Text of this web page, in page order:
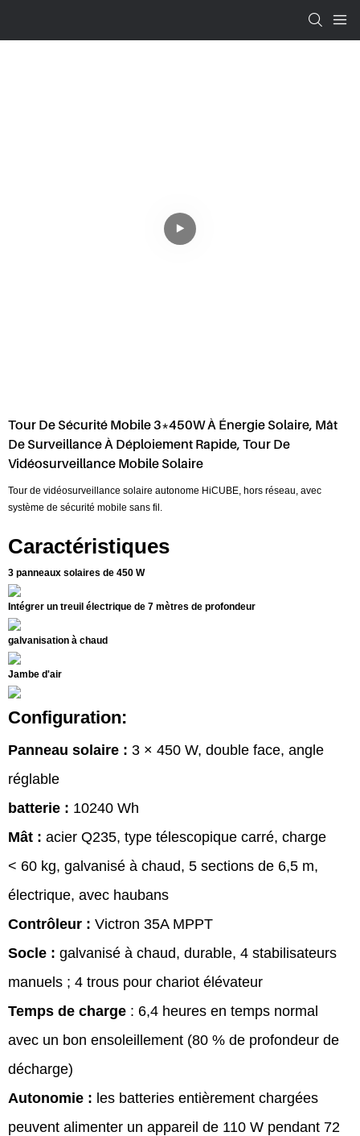
Tour De Sécurité Mobile 3*450W À Énergie Solaire, Mât
De Surveillance À Déploiement Rapide, Tour De
Vidéosurveillance Mobile Solaire
Tour de vidéosurveillance solaire autonome HiCUBE, hors réseau, avec
système de sécurité mobile sans fil.
Caractéristiques
3 panneaux solaires de 450 W
Intégrer un treuil électrique de 7 mètres de profondeur
galvanisation à chaud
Jambe d'air
Configuration:
Panneau solaire : 3 × 450 W, double face, angle
réglable
batterie : 10240 Wh
Mât : acier Q235, type télescopique carré, charge
< 60 kg, galvanisé à chaud, 5 sections de 6,5 m,
électrique, avec haubans
Contrôleur : Victron 35A MPPT
Socle : galvanisé à chaud, durable, 4 stabilisateurs
manuels ; 4 trous pour chariot élévateur
Temps de charge : 6,4 heures en temps normal
avec un bon ensoleillement (80 % de profondeur de
décharge)
Autonomie : les batteries entièrement chargées
peuvent alimenter un appareil de 110 W pendant 72